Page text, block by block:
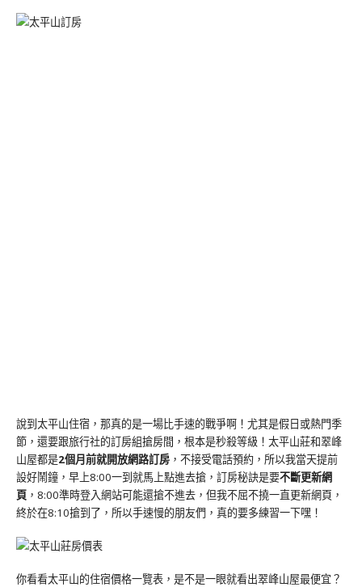
說到太平山住宿，那真的是一場比手速的戰爭啊！尤其是假日或熱門季
節，還要跟旅行社的訂房組搶房間，根本是秒殺等級！太平山莊和翠峰
山屋都是2個月前就開放網路訂房 ，不接受電話預約，所以我當天提前
設好鬧鐘，早上8:00一到就馬上點進去搶，訂房秘訣是要不斷更新網
頁 ，8:00準時登入網站可能還搶不進去，但我不屈不撓一直更新網頁，
終於在8:10搶到了，所以手速慢的朋友們，真的要多練習一下嘿！
你看看太平山的住宿價格一覽表，是不是一眼就看出翠峰山屋最便宜？